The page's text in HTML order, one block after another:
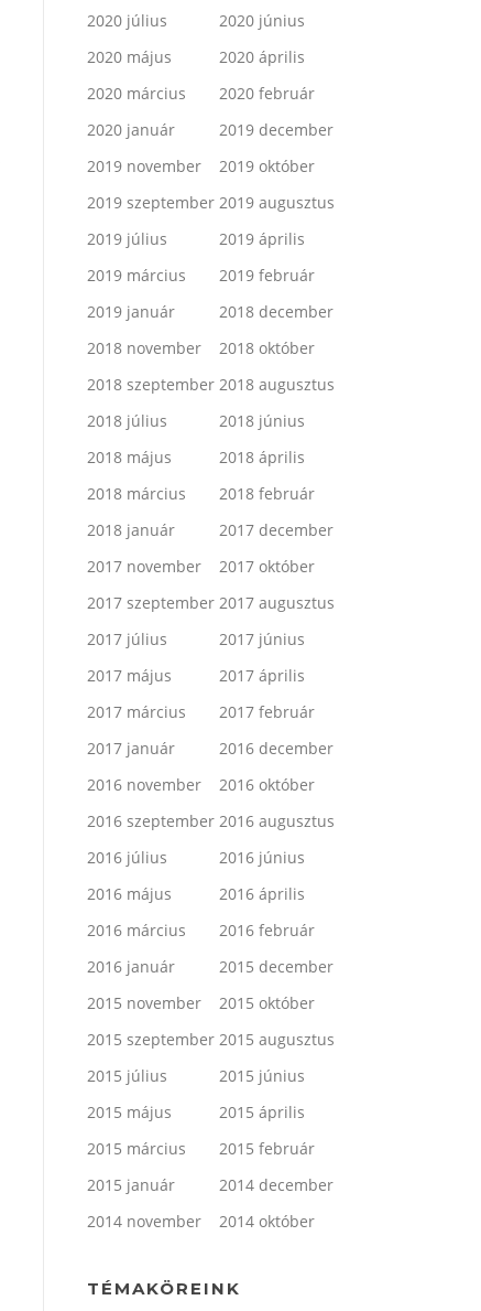
2020 július
2020 június
2020 május
2020 április
2020 március
2020 február
2020 január
2019 december
2019 november
2019 október
2019 szeptember 2019 augusztus
2019 július
2019 április
2019 március
2019 február
2019 január
2018 december
2018 november
2018 október
2018 szeptember 2018 augusztus
2018 július
2018 június
2018 május
2018 április
2018 március
2018 február
2018 január
2017 december
2017 november
2017 október
2017 szeptember 2017 augusztus
2017 július
2017 június
2017 május
2017 április
2017 március
2017 február
2017 január
2016 december
2016 november
2016 október
2016 szeptember 2016 augusztus
2016 július
2016 június
2016 május
2016 április
2016 március
2016 február
2016 január
2015 december
2015 november
2015 október
2015 szeptember 2015 augusztus
2015 július
2015 június
2015 május
2015 április
2015 március
2015 február
2015 január
2014 december
2014 november
2014 október
TÉMAKÖREINK